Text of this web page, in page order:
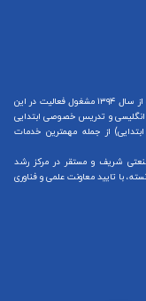
می باشد که از سال ۱۳۹۴ مشغول فعالیت در این
و تدریس خصوصی ابتدایی
) از جمله مهمترین خدمات
شریف و مستقر در مرکز رشد
با تایید معاونت علمی و فناوری